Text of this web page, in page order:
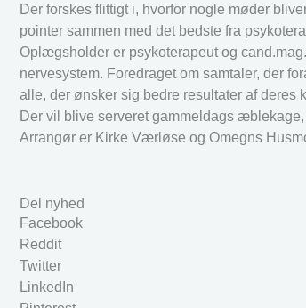
Der forskes flittigt i, hvorfor nogle møder
pointer sammen med det bedste fra
Oplægsholder er psykoterapeut og
nervesystem. Foredraget om samtaler, der
alle, der ønsker sig bedre resultater af deres
Der vil blive serveret gammeldags
Arrangør er Kirke Værløse og Omegns
Del nyhed
Facebook
Reddit
Twitter
LinkedIn